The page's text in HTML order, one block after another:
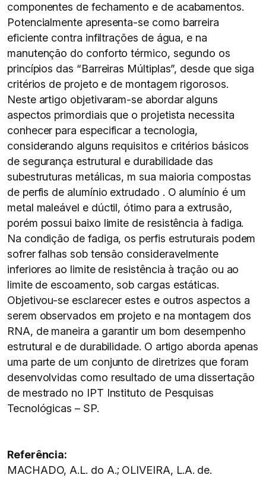
componentes de fechamento e de acabamentos.
Potencialmente apresenta-se como barreira
eficiente contra infiltrações de água, e na
manutenção do conforto térmico, segundo os
princípios das “Barreiras Múltiplas”, desde que siga
critérios de projeto e de montagem rigorosos.
Neste artigo objetivaram-se abordar alguns
aspectos primordiais que o projetista necessita
conhecer para especificar a tecnologia,
considerando alguns requisitos e critérios básicos
de segurança estrutural e durabilidade das
subestruturas metálicas, m sua maioria compostas
de perfis de alumínio extrudado . O alumínio é um
metal maleável e dúctil, ótimo para a extrusão,
porém possui baixo limite de resistência à fadiga.
Na condição de fadiga, os perfis estruturais podem
sofrer falhas sob tensão consideravelmente
inferiores ao limite de resistência à tração ou ao
limite de escoamento, sob cargas estáticas.
Objetivou-se esclarecer estes e outros aspectos a
serem observados em projeto e na montagem dos
RNA, de maneira a garantir um bom desempenho
estrutural e de durabilidade. O artigo aborda apenas
uma parte de um conjunto de diretrizes que foram
desenvolvidas como resultado de uma dissertação
de mestrado no IPT Instituto de Pesquisas
Tecnológicas – SP.
Referência:
MACHADO, A.L. do A.; OLIVEIRA, L.A. de.